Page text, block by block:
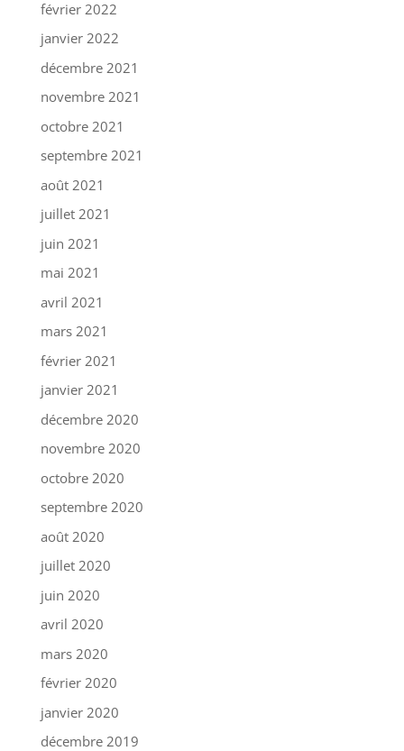
février 2022
janvier 2022
décembre 2021
novembre 2021
octobre 2021
septembre 2021
août 2021
juillet 2021
juin 2021
mai 2021
avril 2021
mars 2021
février 2021
janvier 2021
décembre 2020
novembre 2020
octobre 2020
septembre 2020
août 2020
juillet 2020
juin 2020
avril 2020
mars 2020
février 2020
janvier 2020
décembre 2019